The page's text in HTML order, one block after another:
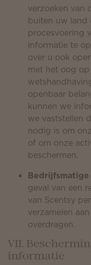
verzoeken van
buiten uw land
procesvoering
informatie te
over u ook
met het oog
openbaar
kunnen we
we vaststellen
nodig is om
of om onze
beschermen.
geval van een
van Scentsy
verzamelen
overdragen.
VII.
informatie